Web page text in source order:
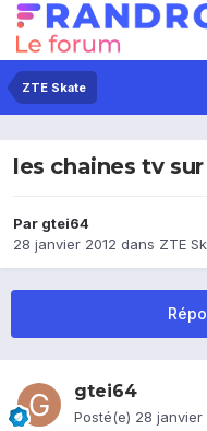
ZTE Skate
les chaines tv
Par gtei64
28 janvier 2012 dans ZTE
gtei64
Posté(e) 28 janvier